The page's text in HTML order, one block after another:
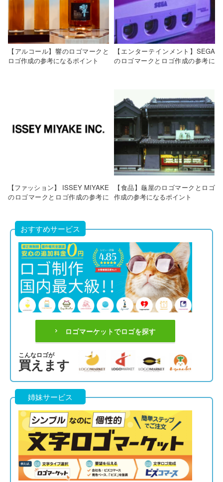
【アルコール】響のロゴマークと
ロゴ作成の参考になるポイント
【エンターテインメント】SEGA
のロゴマークとロゴ作成の参考に
【ファッション】 ISSEY MIYAKE
のロゴマークとロゴ作成の参考に
【食品】龜屋のロゴマークとロゴ
作成の参考になるポイント
おすすめサービス
ロゴマーケットでロゴを探す
こんなロゴが
買えます
姉妹サービス